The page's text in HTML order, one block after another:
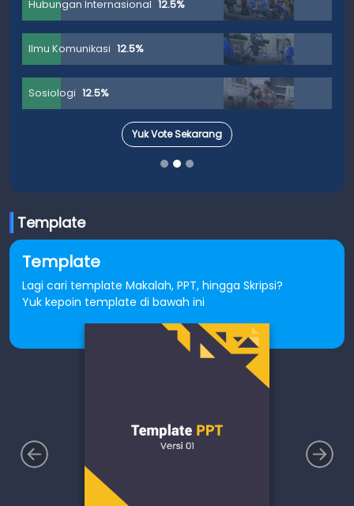
Hubungan Internasional 12.5%
Ilmu Komunikasi 12.5%
Sosiologi 12.5%
Yuk Vote Sekarang
Template
Template
Lagi cari template Makalah, PPT, hingga Skripsi?
Yuk kepoin template di bawah ini